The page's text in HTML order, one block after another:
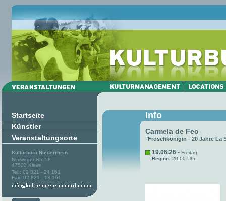
Startseite
Künstler
Veranstaltungsorte
Kulturbüro Niederrhein
Nimweger Str. 58
47533 Kleve
Tel.: 02 821 - 24 161
Fax: 02 821 - 13 161
Info
Carmela de Feo
"Froschkönigin - 20 Jahre La
19.06.26 - Freitag
Beginn: 20:00 Uhr